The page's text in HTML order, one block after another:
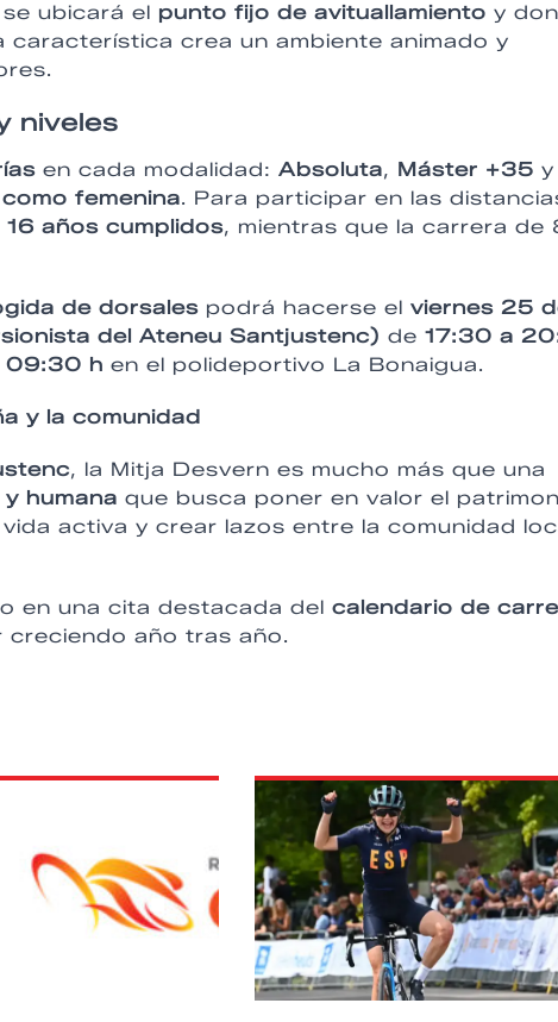
ubicará el punto fijo de avituallamiento y
crea un ambiente animado y
niveles
en cada modalidad: Absoluta, Máster +35 y
femenina. Para participar en las
16 años cumplidos, mientras que la carrera de
de dorsales podrá hacerse el viernes 25
del Ateneu Santjustenc) de 17:30 a
09:30 h en el polideportivo La Bonaigua.
y la comunidad
, la Mitja Desvern es mucho más que una
humana que busca poner en valor el
activa y crear lazos entre la comunidad
en una cita destacada del calendario de
creciendo año tras año.